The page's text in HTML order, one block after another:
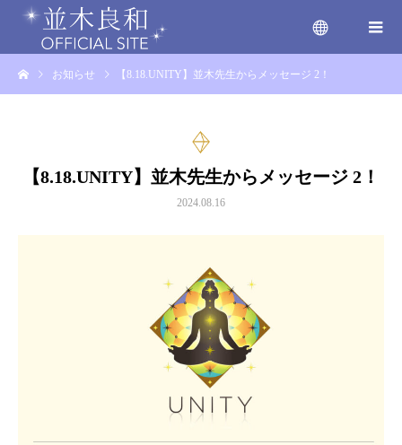
お知らせ 【8.18.UNITY】並木先生からメッセージ 2！
【8.18.UNITY】並木先生からメッセージ 2！
2024.08.16